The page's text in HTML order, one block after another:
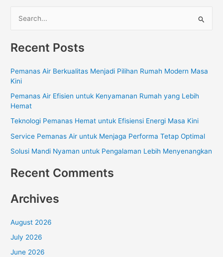
a
c
f
:
Recent Posts
Pemanas Air Berkualitas Menjadi Pilihan Rumah Modern Masa
Kini
Pemanas Air Efisien untuk Kenyamanan Rumah yang Lebih
Hemat
Teknologi Pemanas Hemat untuk Efisiensi Energi Masa Kini
Service Pemanas Air untuk Menjaga Performa Tetap Optimal
Solusi Mandi Nyaman untuk Pengalaman Lebih Menyenangkan
Recent Comments
Archives
August 2026
July 2026
June 2026